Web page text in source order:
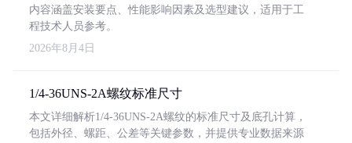
内容涵盖安装要点、性能影响因素及选型建议，适用于工
程技术人员参考。
2026年8月4日
1/4-36UNS-2A螺纹标准尺寸
本文详细解析1/4-36UNS-2A螺纹的标准尺寸及底孔计算，
包括外径、螺距、公差等关键参数，并提供专业数据来源